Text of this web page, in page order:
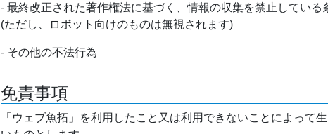
- 最終改正された著作権法に基づく、情報の収集を禁止している
(ただし、ロボット向けのものは無視されます)
- その他の不法行為
免責事項
「ウェブ魚拓」を利用したこと又は利用できないことによって